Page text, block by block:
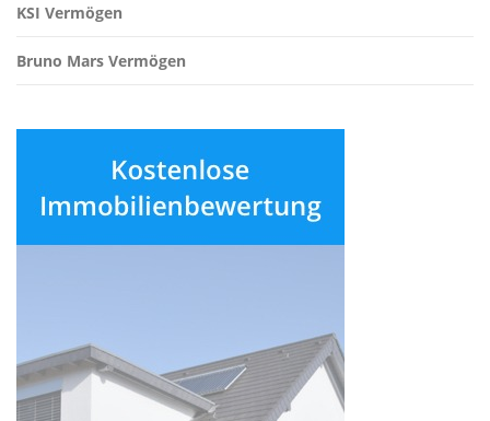
KSI Vermögen
Bruno Mars Vermögen